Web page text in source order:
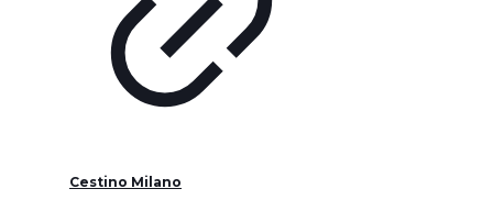
Cestino Milano